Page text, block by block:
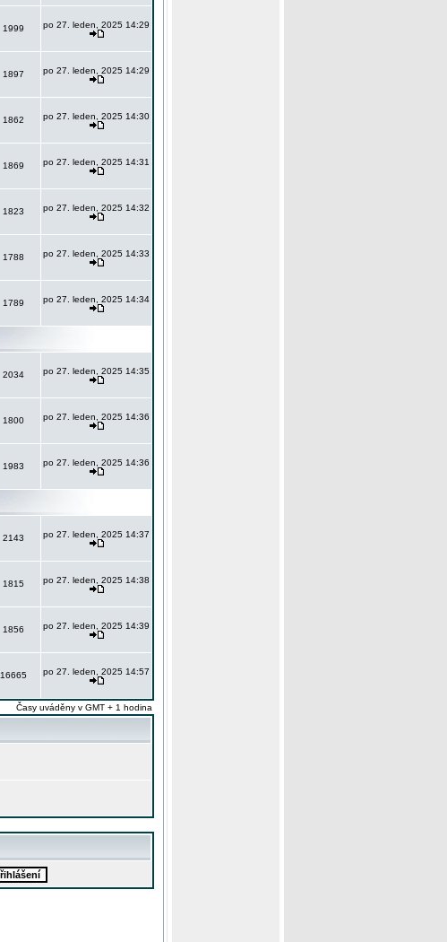
1999 po 27. leden, 2025 14:29
1897 po 27. leden, 2025 14:29
1862 po 27. leden, 2025 14:30
1869 po 27. leden, 2025 14:31
1823 po 27. leden, 2025 14:32
1788 po 27. leden, 2025 14:33
1789 po 27. leden, 2025 14:34
2034 po 27. leden, 2025 14:35
1800 po 27. leden, 2025 14:36
1983 po 27. leden, 2025 14:36
2143 po 27. leden, 2025 14:37
1815 po 27. leden, 2025 14:38
1856 po 27. leden, 2025 14:39
16665 po 27. leden, 2025 14:57
Časy uváděny v GMT + 1 hodina